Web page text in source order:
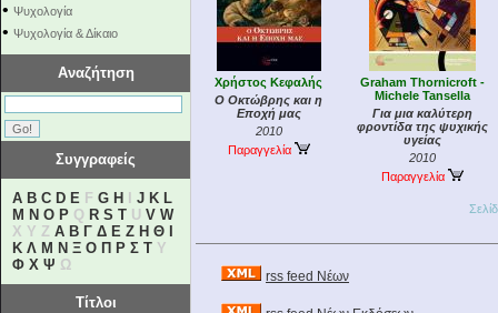
• Ψυχολογία
• Ψυχολογία & Δίκαιο
Αναζήτηση
Συγγραφείς
A B C D E F G H J K L
M N O P Q R S T U V W
X Y Z Α Β Γ Δ Ε Ζ Η Θ
Κ Λ Μ Ν Ξ Ο Π Ρ Σ Τ Υ
Φ Χ Ψ Ω
Τίτλοι
Χρήστος Κεφαλής
Ο Οκτώβρης και η
Εποχή μας
2010
Παραγγελία
Graham Thornicroft -
Michele Tansella
Για μια καλύτερη
φροντίδα της ψυχικής
υγείας
2010
Παραγγελία
rss feed Νέων